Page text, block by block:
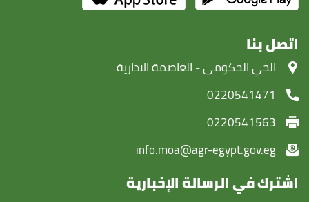
اتصل بنا
‏الحي الحكومى - العاصمة الادارية
0220541471
0220541563
info.moa@agr-egypt.gov.eg
اشترك في الرسالة الإخبارية